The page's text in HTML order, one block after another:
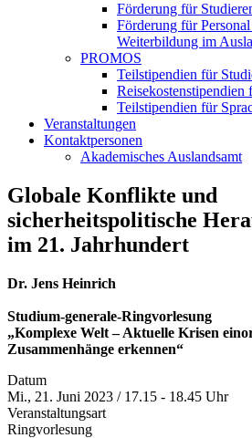
Förderung für
Förderung für
Weiterbildung im
PROMOS
Teilstipendien für
Teilstipendien für
Veranstaltungen
Kontaktpersonen
Akademisches Auslandsamt
Globale Konflikte und
sicherheitspolitische
im 21. Jahrhundert
Dr. Jens Heinrich
Studium-generale-Ringvorlesung
„Komplexe Welt – Aktuelle Krisen
Zusammenhänge erkennen“
Datum
Mi., 21. Juni 2023 / 17.15 - 18.45 Uhr
Veranstaltungsart
Ringvorlesung